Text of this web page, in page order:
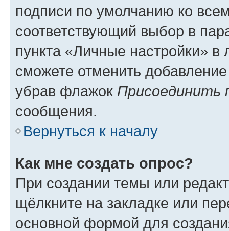
подписи по умолчанию ко
соответствующий выбор в
пункта «Личные настройки»
сможете отменить
убрав флажок Присоединить
сообщения.
Вернуться к началу
Как мне создать опрос?
При создании темы или
щёлкните на закладке или
основной формой для